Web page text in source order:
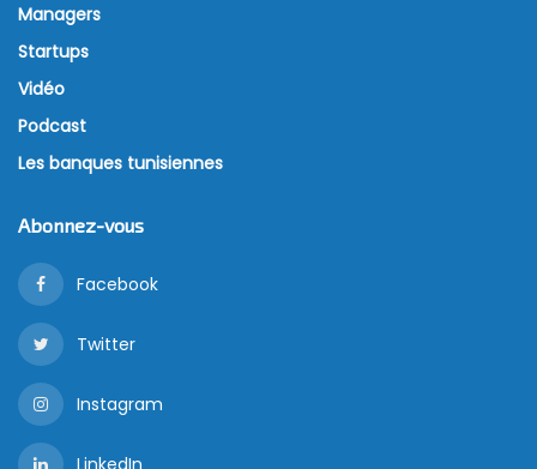
Managers
Startups
Vidéo
Podcast
Les banques tunisiennes
Abonnez-vous
Facebook
Twitter
Instagram
LinkedIn